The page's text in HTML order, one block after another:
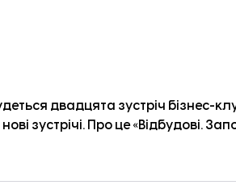
двадцята зустріч бізнес-
зустрічі. Про це «Відбудові.